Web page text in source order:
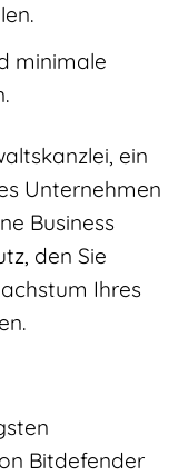
minimale
ein
Unternehmen
Business
den Sie
Ihres
Bitdefender